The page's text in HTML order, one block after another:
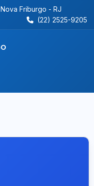
Friburgo - RJ
(22) 2525-9205